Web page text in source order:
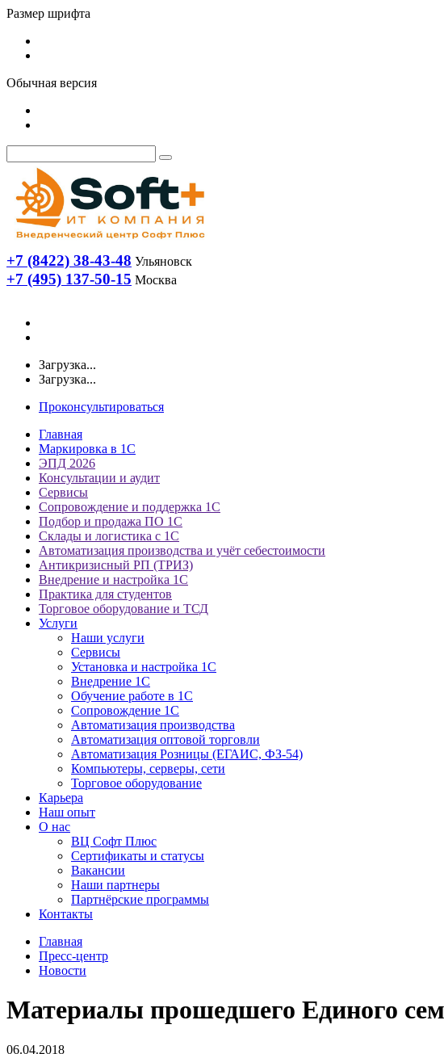
Размер шрифта
Обычная версия
+7 (8422) 38-43-48 Ульяновск
+7 (495) 137-50-15 Москва
Загрузка...
Загрузка...
Проконсультироваться
Главная
Маркировка в 1С
ЭПД 2026
Консультации и аудит
Сервисы
Сопровождение и поддержка 1С
Подбор и продажа ПО 1С
Склады и логистика с 1С
Автоматизация производства и учёт себестоимости
Антикризисный РП (ТРИЗ)
Внедрение и настройка 1С
Практика для студентов
Торговое оборудование и ТСД
Услуги
Наши услуги
Сервисы
Установка и настройка 1С
Внедрение 1С
Обучение работе в 1С
Сопровождение 1С
Автоматизация производства
Автоматизация оптовой торговли
Автоматизация Розницы (ЕГАИС, ФЗ-54)
Компьютеры, серверы, сети
Торговое оборудование
Карьера
Наш опыт
О нас
ВЦ Софт Плюс
Сертификаты и статусы
Вакансии
Наши партнеры
Партнёрские программы
Контакты
Главная
Пресс-центр
Новости
Материалы прошедшего Единого
06.04.2018